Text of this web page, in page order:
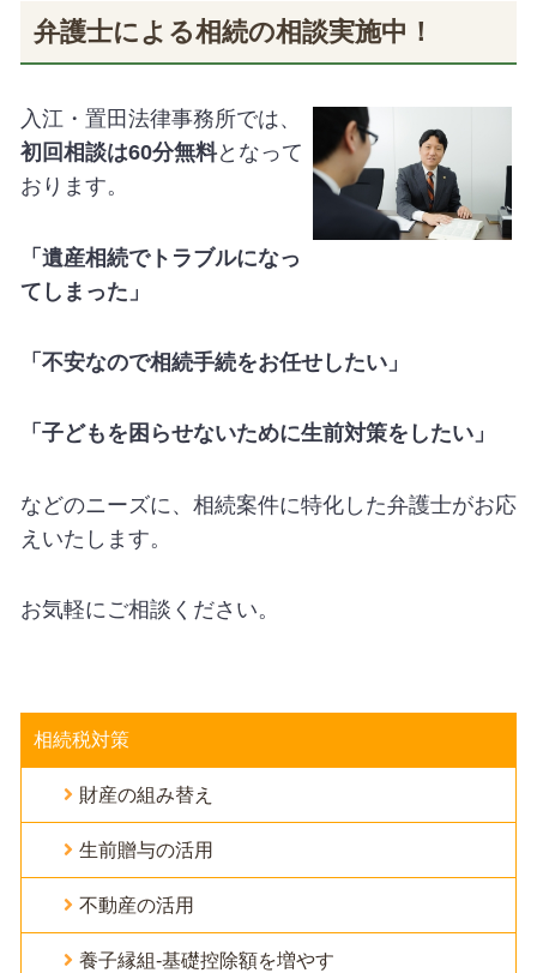
弁護士による相続の相談実施中！
入江・置田法律事務所では、
初回相談は60分無料となって
おります。
「遺産相続でトラブルになっ
てしまった」
「不安なので相続手続をお任せしたい」
「子どもを困らせないために生前対策をしたい」
などのニーズに、相続案件に特化した弁護士がお応
えいたします。
お気軽にご相談ください。
相続税対策
財産の組み替え
生前贈与の活用
不動産の活用
養子縁組-基礎控除額を増やす